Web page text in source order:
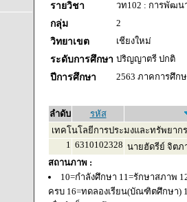
รายวิชา
วท102 : การพัฒน
กลุ่ม
2
วิทยาเขต
เชียงใหม่
ระดับการศึกษา ปริญญาตรี ปกติ
ปีการศึกษา
2563 ภาคการศึก
ลำดับ
รหัส
เทคโนโลยีการประมงและทรัพยาก
1 6310102328 นายฮัดรีย์ จิตภ
สถานภาพ :
10=กำลังศึกษา 11=รักษาสภาพ
ครบ 16=ทดลองเรียน(บัณฑิตศึกษา)